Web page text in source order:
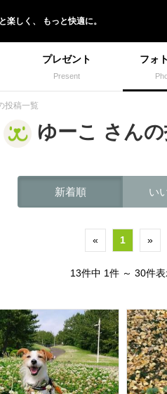
楽しく、 もっと快適に。
プレゼント
Present
フォ
投稿一覧
ゆーこ さん
新着順 い
« 1 »
13件中 1件 ～ 30件